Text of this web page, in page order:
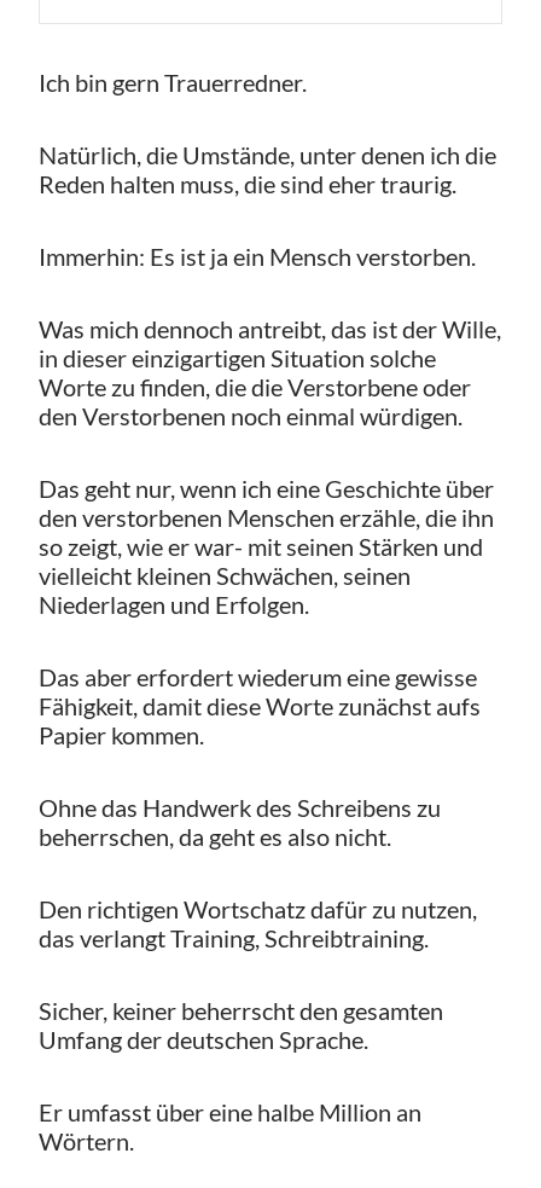
Ich bin gern Trauerredner.
Natürlich, die Umstände, unter denen ich die
Reden halten muss, die sind eher traurig.
Immerhin: Es ist ja ein Mensch verstorben.
Was mich dennoch antreibt, das ist der Wille,
in dieser einzigartigen Situation solche
Worte zu finden, die die Verstorbene oder
den Verstorbenen noch einmal würdigen.
Das geht nur, wenn ich eine Geschichte über
den verstorbenen Menschen erzähle, die ihn
so zeigt, wie er war- mit seinen Stärken und
vielleicht kleinen Schwächen, seinen
Niederlagen und Erfolgen.
Das aber erfordert wiederum eine gewisse
Fähigkeit, damit diese Worte zunächst aufs
Papier kommen.
Ohne das Handwerk des Schreibens zu
beherrschen, da geht es also nicht.
Den richtigen Wortschatz dafür zu nutzen,
das verlangt Training, Schreibtraining.
Sicher, keiner beherrscht den gesamten
Umfang der deutschen Sprache.
Er umfasst über eine halbe Million an
Wörtern.